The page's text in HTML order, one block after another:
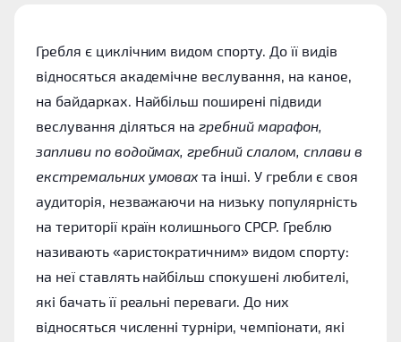
Гребля є циклічним видом спорту. До її видів
відносяться академічне веслування, на каное,
на байдарках. Найбільш поширені підвиди
веслування діляться нагребний марафон,
запливи по водоймах, гребний слалом, сплави в
екстремальних умовах та інші. У гребли є своя
аудиторія, незважаючи на низьку популярність
на території країн колишнього СРСР. Греблю
називають «аристократичним» видом спорту:
на неї ставлять найбільш спокушені любителі,
які бачать її реальні переваги. До них
відносяться численні турніри, чемпіонати, які